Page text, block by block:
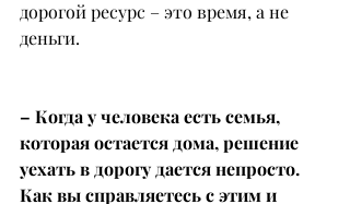
дорогой ресурс – это время, а не
деньги.
– Когда у человека есть семья,
которая остается дома, решение
уехать в дорогу дается непросто.
Как вы справляетесь с этим и